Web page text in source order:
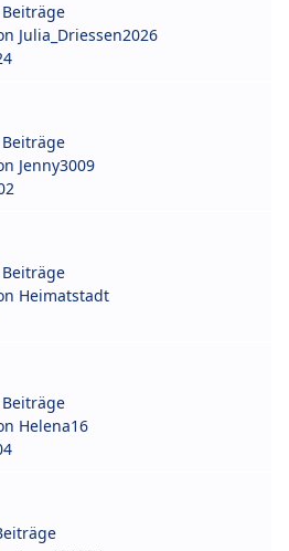
Julia_Driessen2026
Jenny3009
Heimatstadt
Helena16